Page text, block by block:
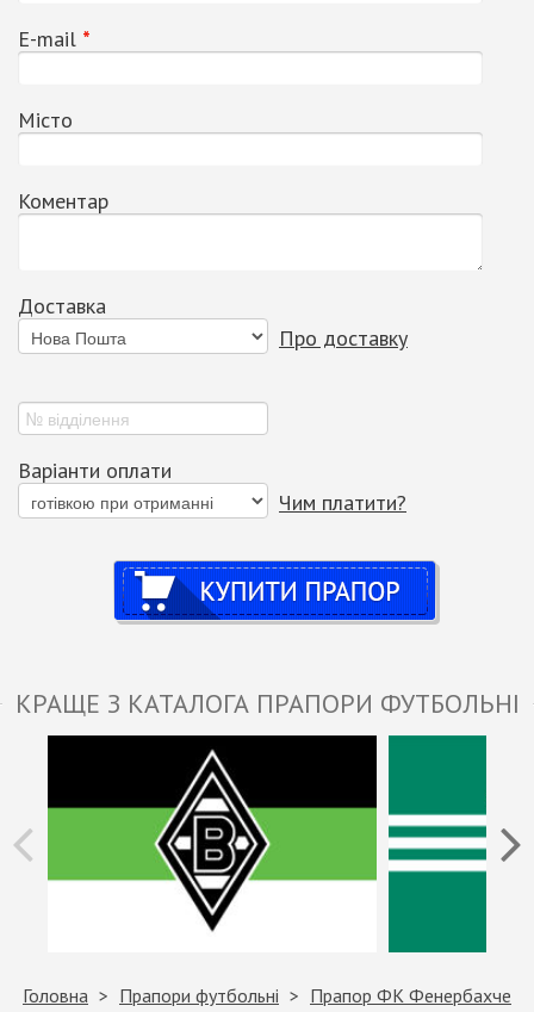
Е-mail *
Місто
Коментар
Доставка
Про доставку
Варіанти оплати
Чим платити?
Купити
КРАЩЕ З КАТАЛОГА ПРАПОРИ ФУТБОЛЬНІ
Головна Прапори футбольні Прапор ФК Фенербахче